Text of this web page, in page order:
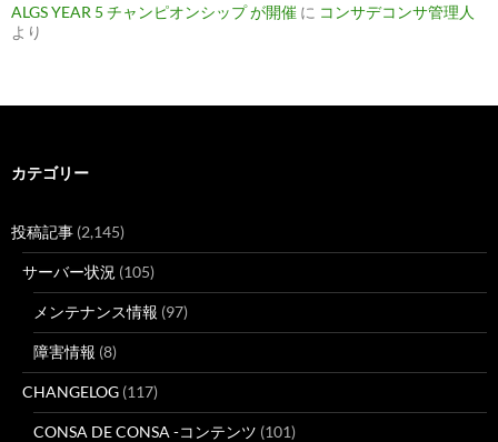
ALGS YEAR 5 チャンピオンシップ が開催 に コンサデコンサ管理人
より
カテゴリー
投稿記事 (2,145)
サーバー状況 (105)
メンテナンス情報 (97)
障害情報 (8)
CHANGELOG (117)
CONSA DE CONSA -コンテンツ (101)